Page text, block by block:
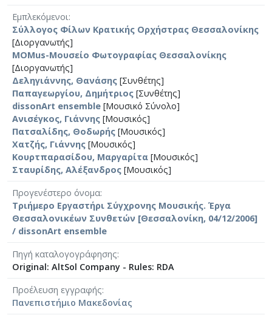
Εμπλεκόμενοι
Σύλλογος Φίλων Κρατικής Ορχήστρας Θεσσαλονίκης
[Διοργανωτής]
MOMus-Μουσείο Φωτογραφίας Θεσσαλονίκης
[Διοργανωτής]
Δεληγιάννης, Θανάσης [Συνθέτης]
Παπαγεωργίου, Δημήτριος [Συνθέτης]
dissonArt ensemble [Μουσικό Σύνολο]
Ανισέγκος, Γιάννης [Μουσικός]
Πατσαλίδης, Θοδωρής [Μουσικός]
Χατζής, Γιάννης [Μουσικός]
Κουρτπαρασίδου, Μαργαρίτα [Μουσικός]
Σταυρίδης, Αλέξανδρος [Μουσικός]
Προγενέστερο όνομα
Τριήμερο Εργαστήρι Σύγχρονης Μουσικής. Έργα
Θεσσαλονικέων Συνθετών [Θεσσαλονίκη, 04/12/2006]
/ dissonArt ensemble
Πηγή καταλογογράφησης
Original: AltSol Company - Rules: RDA
Προέλευση εγγραφής
Πανεπιστήμιο Μακεδονίας